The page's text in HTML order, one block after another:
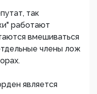
так
работают
вмешиваться
члены лож
является